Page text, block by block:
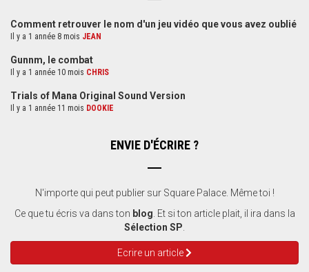
Comment retrouver le nom d'un jeu vidéo que vous avez oublié
Il y a 1 année 8 mois JEAN
Gunnm, le combat
Il y a 1 année 10 mois CHRIS
Trials of Mana Original Sound Version
Il y a 1 année 11 mois DOOKIE
ENVIE D'ÉCRIRE ?
N'importe qui peut publier sur Square Palace. Même toi !
Ce que tu écris va dans ton blog . Et si ton article plait, il ira dans la
Sélection SP
Ecrire un article